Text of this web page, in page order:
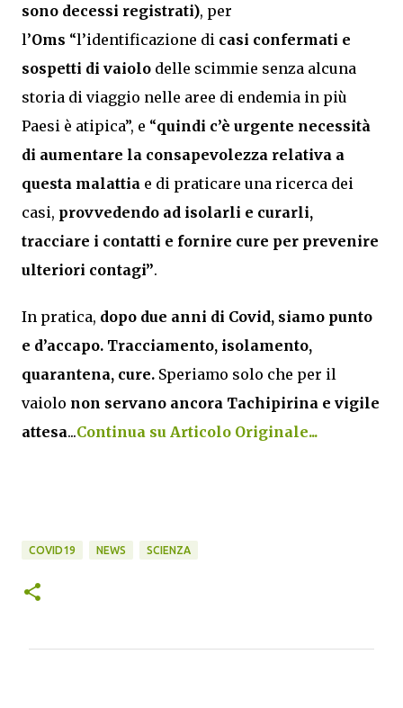
sono decessi registrati), per
l’Oms “l’identificazione di casi confermati e
sospetti di vaiolo delle scimmie senza alcuna
storia di viaggio nelle aree di endemia in più
Paesi è atipica”, e “quindi c’è urgente necessità
di aumentare la consapevolezza relativa a
questa malattia e di praticare una ricerca dei
casi, provvedendo ad isolarli e curarli,
tracciare i contatti e fornire cure per prevenire
ulteriori contagi”.
In pratica, dopo due anni di Covid, siamo punto
e d’accapo. Tracciamento, isolamento,
quarantena, cure. Speriamo solo che per il
vaiolo non servano ancora Tachipirina e vigile
attesa...Continua su Articolo Originale...
COVID19 NEWS SCIENZA